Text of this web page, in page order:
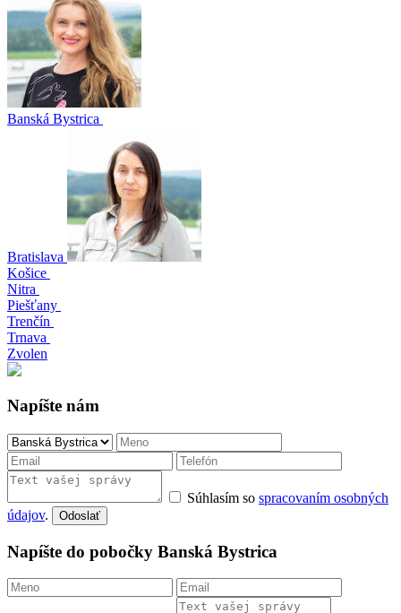
Banská Bystrica
Bratislava
Košice
Nitra
Piešťany
Trenčín
Trnava
Zvolen
Napíšte nám
Súhlasím so spracovaním osobných
údajov. Odoslať
Napíšte do pobočky Banská Bystrica